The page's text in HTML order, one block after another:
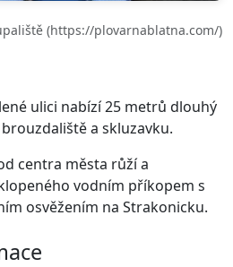
(https://plovarnablatna.com/)
ulici nabízí 25 metrů dlouhý
a skluzavku.
centra města růží a
vodním příkopem s
osvěžením na Strakonicku.